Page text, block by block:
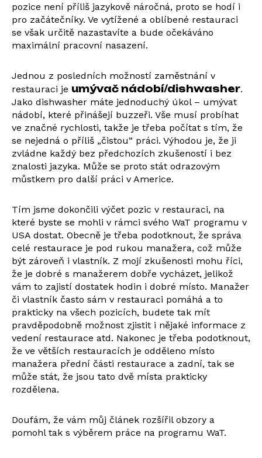
pozice není příliš jazykově náročná, proto se hodí i
pro začátečníky. Ve vytížené a oblíbené restauraci
se však určitě nazastavíte a bude očekáváno
maximální pracovní nasazení.
Jednou z posledních možností zaměstnání v
restauraci je umývač nádobí/dishwasher.
Jako dishwasher máte jednoduchý úkol – umývat
nádobí, které přinášejí buzzeři. Vše musí probíhat
ve značné rychlosti, takže je třeba počítat s tím, že
se nejedná o příliš „čistou“ práci. Výhodou je, že ji
zvládne každý bez předchozích zkušeností i bez
znalosti jazyka. Může se proto stát odrazovým
můstkem pro další práci v Americe.
Tím jsme dokončili výčet pozic v restauraci, na
které byste se mohli v rámci svého WaT programu v
USA dostat. Obecně je třeba podotknout, že správa
celé restaurace je pod rukou manažera, což může
být zároveň i vlastník. Z mojí zkušenosti mohu říci,
že je dobré s manažerem dobře vycházet, jelikož
vám to zajistí dostatek hodin i dobré místo. Manažer
či vlastník často sám v restauraci pomáhá a to
prakticky na všech pozicích, budete tak mít
pravděpodobně možnost zjistit i nějaké informace z
vedení restaurace atd. Nakonec je třeba podotknout,
že ve větších restauracích je odděleno místo
manažera přední části restaurace a zadní, tak se
může stát, že jsou tato dvě místa prakticky
rozdělena.
Doufám, že vám můj článek rozšířil obzory a
pomohl tak s výběrem práce na programu WaT.